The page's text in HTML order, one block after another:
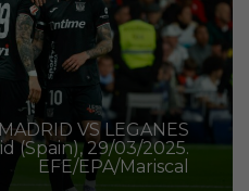
VS LEGANES
(Spain), 29/03/2025.
EFE/EPA/Mariscal